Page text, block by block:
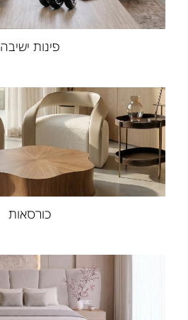
פינות ישיבה
כורסאות